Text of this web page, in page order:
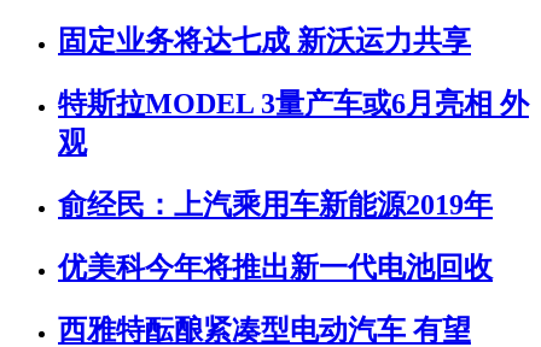
固定业务将达七成 新沃运力共享
特斯拉MODEL 3量产车或6月亮相 外
观
俞经民：上汽乘用车新能源2019年
优美科今年将推出新一代电池回收
西雅特酝酿紧凑型电动汽车 有望